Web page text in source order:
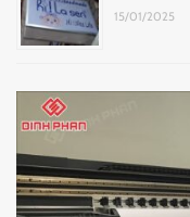
15/01/2025